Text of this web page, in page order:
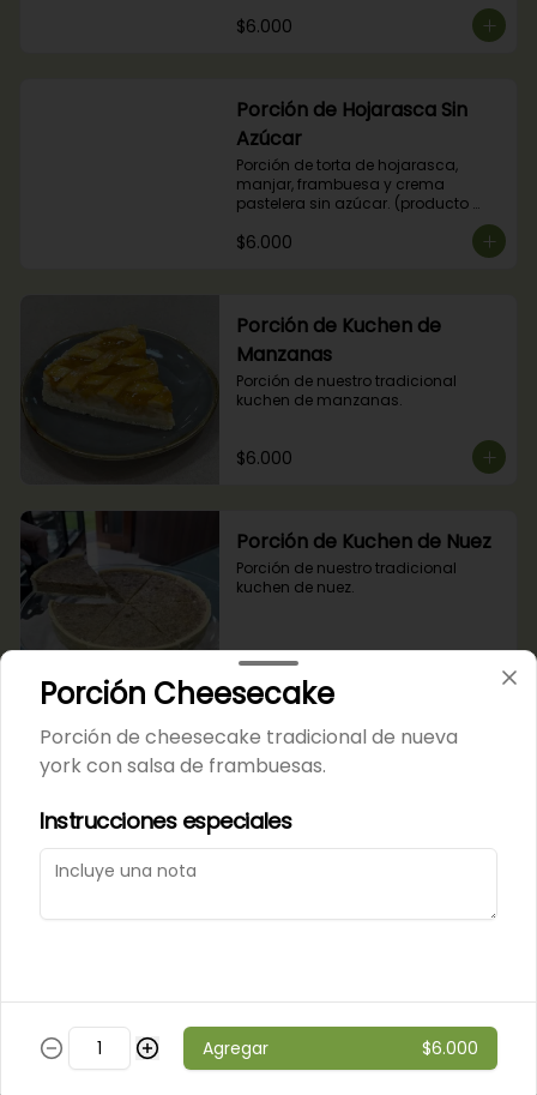
$6.000
Porción de Hojarasca Sin
Azúcar
Porción de torta de hojarasca,
manjar, frambuesa y crema
pastelera sin azúcar. (producto
$6.000
Porción de Kuchen de
Manzanas
Porción de nuestro tradicional
kuchen de manzanas.
$6.000
Porción de Kuchen de Nuez
Porción de nuestro tradicional
kuchen de nuez.
Porción de Torta Hojarasca
Capas de hojarasca rellenas con
manjar, plátano y crema de
vainilla.
Alfajores
Masa de chocolate rellena con
Porción Cheesecake
Porción de cheesecake tradicional de nueva
york con salsa de frambuesas.
Instrucciones especiales
Agregar $6.000